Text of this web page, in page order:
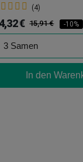
(4)
€ 15,91 € -10%
In den